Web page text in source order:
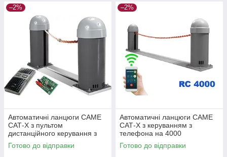
–2%
Автоматичні ланцюги CAME
САТ-X з пультом
дистанційного керування з
захистом від копіювання
TWIN
Готово до відправки
–2%
Автоматичні ланцюги CAME
САТ-X з керуванням з
телефона на 4000
користувачів
Готово до відправки